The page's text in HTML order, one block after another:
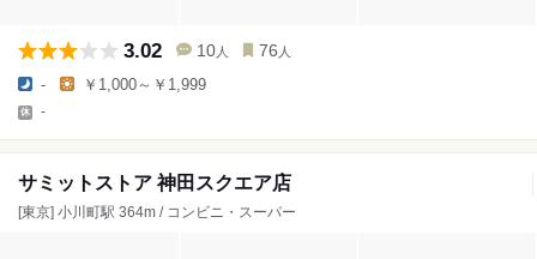
3.02 10 人 76 人
- ￥1,000～￥1,999
-
サミットストア 神田スクエア店
[東京] 小川町駅 364m / コンビニ・スーパー